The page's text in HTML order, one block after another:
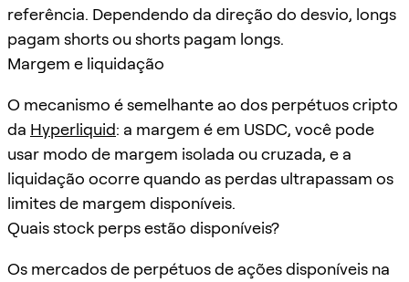
referência. Dependendo da direção do desvio, longs
pagam shorts ou shorts pagam longs.
Margem e liquidação
O mecanismo é semelhante ao dos perpétuos cripto
da Hyperliquid: a margem é em USDC, você pode
usar modo de margem isolada ou cruzada, e a
liquidação ocorre quando as perdas ultrapassam os
limites de margem disponíveis.
Quais stock perps estão disponíveis?
Os mercados de perpétuos de ações disponíveis na